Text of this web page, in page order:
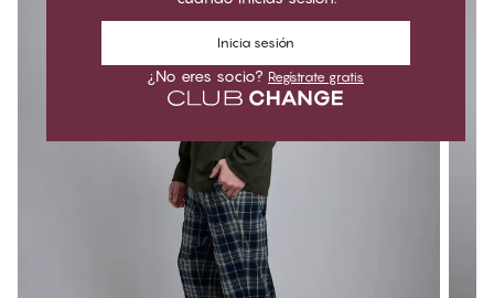
Inicia sesión
¿No eres socio? Regístrate gratis